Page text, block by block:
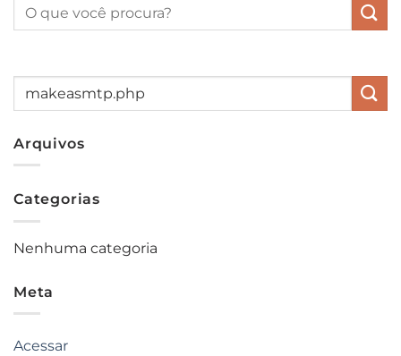
Arquivos
Categorias
Nenhuma categoria
Meta
Acessar